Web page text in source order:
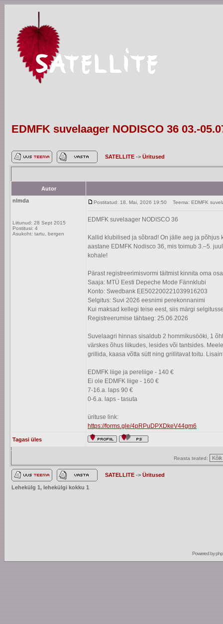
EDMFK suvelaager NODISCO 36 03.-
SATELLITE -> Üritused
Autor
nlmda
Liitunud: 28 Sept 2015
Postitusi: 4
Asukoht: tartu, bergen
Postitatud: 18. Mai, 2026 19:50 Teema: EDMFK
EDMFK suvelaager NODISCO 36
Kallid klubilised ja sõbrad! On jälle aeg ja põhjus
aastane EDMFK Nodisco 36, mis toimub 3.–5.
kohale!
Pärast registreerimisvormi täitmist kinnita oma
Saaja: MTÜ Eesti Depeche Mode Fännklubi
Konto: Swedbank EE502200221039916203
Selgitus: Suvi 2026 eesnimi perekonnanimi
Kui maksad kellegi teise eest, siis märgi
Registreerumise tähtaeg: 25.06.2026
Suvelaagri hinnas sisaldub 2 hommikusööki, 1
värskes õhus liikudes, lesides või tantsides.
grillida, kaasa võtta sütt ning grillitavat toitu.
EDMFK liige ja pereliige - 140 €
Ei ole EDMFK liige - 160 €
7-16.a. laps 90 €
0-6.a. laps - tasuta
ürituse link:
https://forms.gle/4pRPuDPXDkeV44gm6
Tagasi üles
Reasta teated:
SATELLITE -> Üritused
Lehekülg 1, lehekülgi kokku 1
Powered by